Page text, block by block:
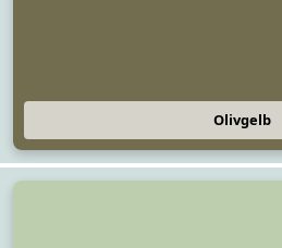
Olivgelb